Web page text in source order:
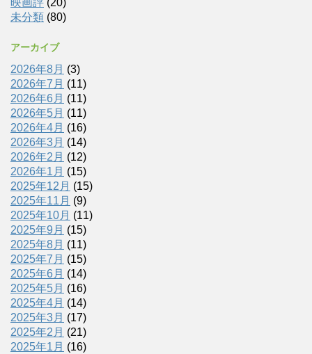
未分類 (80)
アーカイブ
2026年8月 (3)
2026年7月 (11)
2026年6月 (11)
2026年5月 (11)
2026年4月 (16)
2026年3月 (14)
2026年2月 (12)
2026年1月 (15)
2025年12月 (15)
2025年11月 (9)
2025年10月 (11)
2025年9月 (15)
2025年8月 (11)
2025年7月 (15)
2025年6月 (14)
2025年5月 (16)
2025年4月 (14)
2025年3月 (17)
2025年2月 (21)
2025年1月 (16)